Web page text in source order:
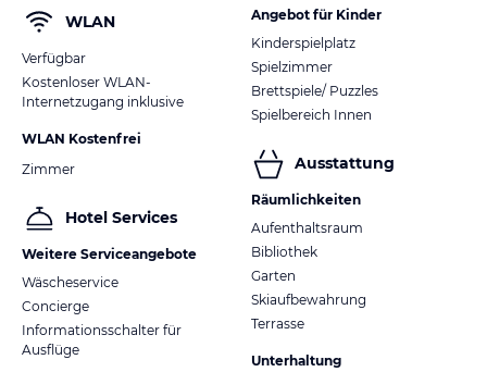
WLAN
Verfügbar
Kostenloser WLAN-
Internetzugang inklusive
WLAN Kostenfrei
Zimmer
Hotel Services
Weitere Serviceangebote
Wäscheservice
Concierge
Informationsschalter für
Ausflüge
Angebot für Kinder
Kinderspielplatz
Spielzimmer
Brettspiele/ Puzzles
Spielbereich Innen
Ausstattung
Räumlichkeiten
Aufenthaltsraum
Bibliothek
Garten
Skiaufbewahrung
Terrasse
Unterhaltung